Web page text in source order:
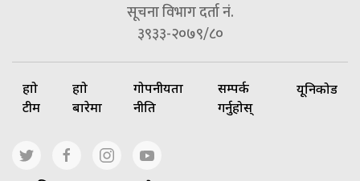
सूचना विभाग दर्ता नं.
३९३३-२०७९/८०
हाम्रो
टीम
हाम्रो
बारेमा
गोपनीयता
नीति
सम्पर्क
गर्नुहोस्
यूनिकोड